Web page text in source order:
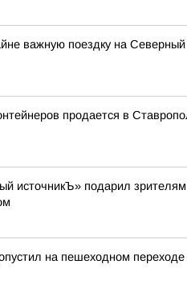
важную поездку на
продается в
источникЪ» подарил
на пешеходном